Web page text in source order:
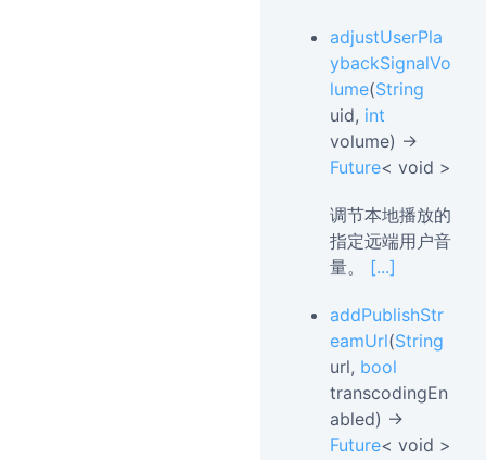
adjustUserPla
ybackSignalVo
lume(String
uid, int
volume) →
Future< void >
调节本地播放的
指定远端用户音
量。 [...]
addPublishStr
eamUrl(String
url, bool
transcodingEn
abled) →
Future< void >